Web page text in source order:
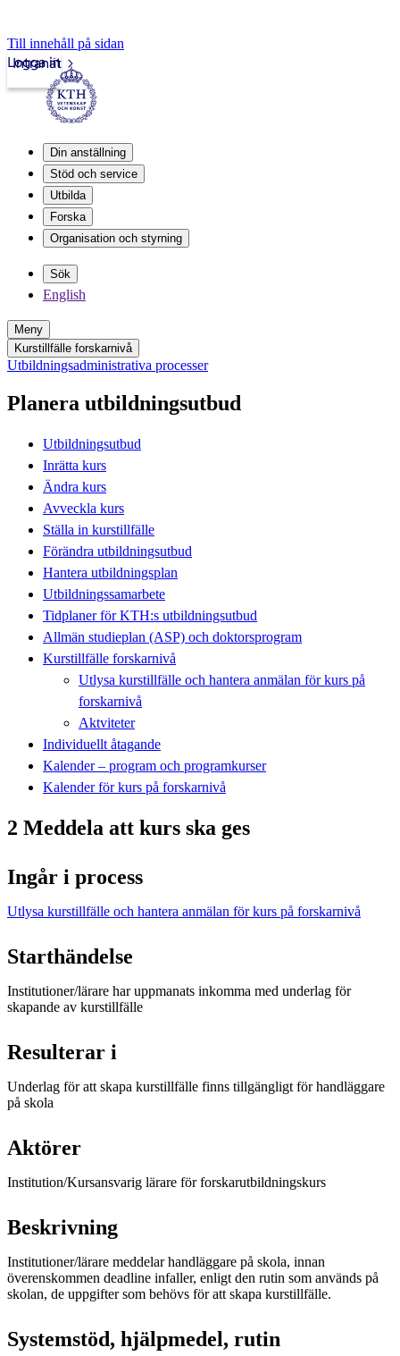
Till innehåll på sidan
Intranät
Logga in
Din anställning
Stöd och service
Utbilda
Forska
Organisation och styrning
Sök
English
Meny
Kurstillfälle forskarnivå
Utbildningsadministrativa processer
Planera utbildningsutbud
Utbildningsutbud
Inrätta kurs
Ändra kurs
Avveckla kurs
Ställa in kurstillfälle
Förändra utbildningsutbud
Hantera utbildningsplan
Utbildningssamarbete
Tidplaner för KTH:s utbildningsutbud
Allmän studieplan (ASP) och doktorsprogram
Kurstillfälle forskarnivå
Utlysa kurstillfälle och hantera anmälan för kurs på
forskarnivå
Aktviteter
Individuellt åtagande
Kalender – program och programkurser
Kalender för kurs på forskarnivå
2 Meddela att kurs ska ges
Ingår i process
Utlysa kurstillfälle och hantera anmälan för kurs på forskarnivå
Starthändelse
Institutioner/lärare har uppmanats inkomma med underlag för
skapande av kurstillfälle
Resulterar i
Underlag för att skapa kurstillfälle finns tillgängligt för handläggare
på skola
Aktörer
Institution/Kursansvarig lärare för forskarutbildningskurs
Beskrivning
Institutioner/lärare meddelar handläggare på skola, innan
överenskommen deadline infaller, enligt den rutin som används på
skolan, de uppgifter som behövs för att skapa kurstillfälle.
Systemstöd, hjälpmedel, rutin